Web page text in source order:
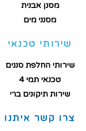
מסנן אבנית
מסנני מים
שירותי טכנאי
שירותי החלפת סננים
טכנאי תמי 4
שירות תיקונים ברי
צרו קשר איתנו